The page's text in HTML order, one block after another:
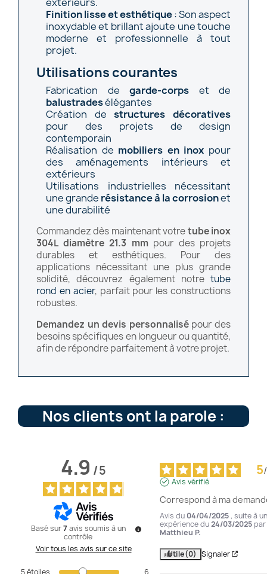
Finition lisse et esthétique: Son aspect
inoxydable et brillant ajoute une touche
moderne et professionnelle à tout
projet.
Utilisations courantes
Fabrication de garde-corps et de
balustradesélégantes
Création destructures décoratives
pour des projets de design
contemporain
Réalisation de mobiliers en inox pour
des aménagements intérieurs et
extérieurs
Utilisations industrielles nécessitant
une grande résistance à la corrosionet
une durabilité
Commandez dès maintenant votretube inox
304L diamètre 21.3 mmpour des projets
durables et esthétiques. Pour des
applications nécessitant une plus grande
solidité, découvrez également notre tube
rond en acier, parfait pour les constructions
robustes.
Demandez un devis personnalisépour des
besoins spécifiques en longueur ou quantité,
afin de répondre parfaitement à votre projet.
Nos clients ont la parole :
4.9/5
Basé sur7 avis soumis à un
contrôle
Voir tous les avis sur ce site
5étoiles
6
5/
Avis vérifié
Correspond à ma
Avis du 04/04/2025, suite à
expérience du24/03/2025 par
Matthieu P.
Utile(0) Signaler